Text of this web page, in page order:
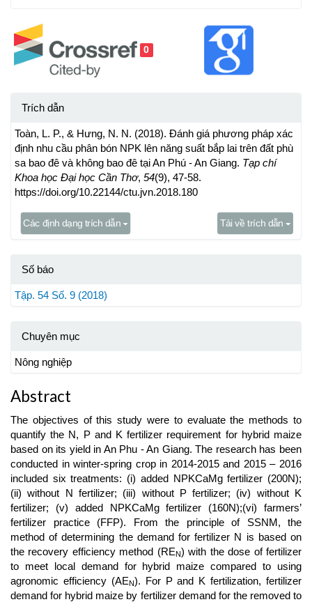
0
Trích dẫn
Toàn, L. P., & Hưng, N. N. (2018). Đánh giá phương pháp xác
định nhu cầu phân bón NPK lên năng suất bắp lai trên đất phù
sa bao đê và không bao đê tại An Phú - An Giang. Tạp chí
Khoa học Đại học Cần Thơ, 54(9), 47-58.
https://doi.org/10.22144/ctu.jvn.2018.180
Các định dạng trích dẫn Tải về trích dẫn
Số báo
Tập. 54 Số. 9 (2018)
Chuyên mục
Nông nghiệp
Abstract
The objectives of this study were to evaluate the methods to
quantify the N, P and K fertilizer requirement for hybrid maize
based on its yield in An Phu - An Giang. The research has been
conducted in winter-spring crop in 2014-2015 and 2015 – 2016
included six treatments: (i) added NPKCaMg fertilizer (200N);
(ii) without N fertilizer; (iii) without P fertilizer; (iv) without K
fertilizer; (v) added NPKCaMg fertilizer (160N);(vi) farmers’
fertilizer practice (FFP). From the principle of SSNM, the
method of determining the demand for fertilizer N is based on
the recovery efficiency method (REN) with the dose of fertilizer
to meet local demand for hybrid maize compared to using
agronomic efficiency (AEN). For P and K fertilization, fertilizer
demand for hybrid maize by fertilizer demand for the removed to